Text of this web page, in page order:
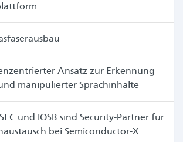
Ansatz zur Erkennung
manipulierter Sprachinhalte
und IOSB sind Security-Partner für
bei Semiconductor-X